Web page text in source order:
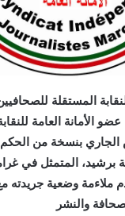
المستقلة
الأمانة العامة
03 مارس الجاري بنسخة من
برشيد، المتمثل في